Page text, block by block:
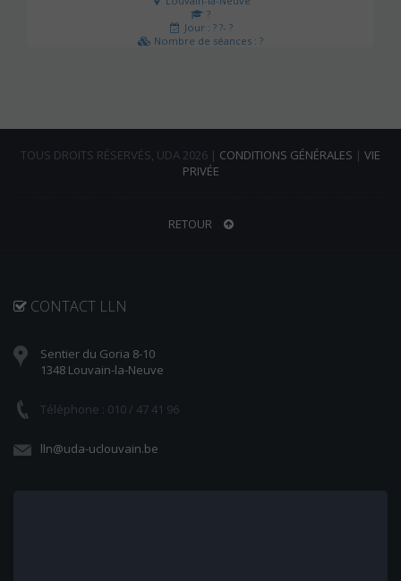
?
Jour : ? ?- ?
Nombre de séances : ?
TOUS DROITS RÉSERVÉS, UDA 2026 | CONDITIONS GÉNÉRALES | VIE
PRIVÉE
RETOUR
CONTACT LLN
Sentier du Goria 8-10
1348 Louvain-la-Neuve
Téléphone : 010 / 47 41 96
lln@uda-uclouvain.be